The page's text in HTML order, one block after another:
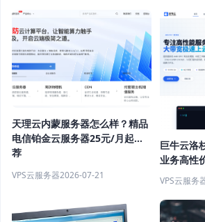
天理云内蒙服务器怎么样？精品
电信铂金云服务器25元/月起推
荐
VPS云服务器2026-07-21
巨牛云洛
业务高性
VPS云服务